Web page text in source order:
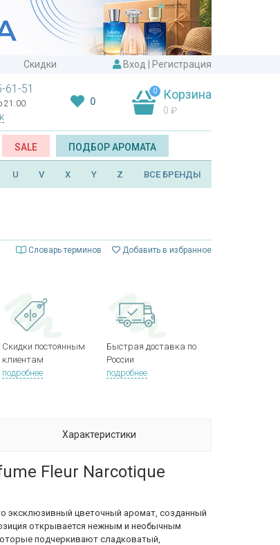
Скидки Вход Регистрация
61-51
21:00 0
0 Корзина
0 ₽
SALE ПОДБОР АРОМАТА
U V X Y Z ВСЕ БРЕНДЫ
Словарь терминов Добавить в избранное
Скидки постоянным
клиентам
подробнее
Быстрая доставка по
России
подробнее
Характеристики
Fleur Narcotique
эксклюзивный цветочный аромат, созданный
открывается нежным и необычным
подчеркивают сладковатый,